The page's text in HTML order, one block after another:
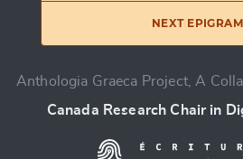
NEXT
Anthologia Graeca Project, A
Canada Research Chair in